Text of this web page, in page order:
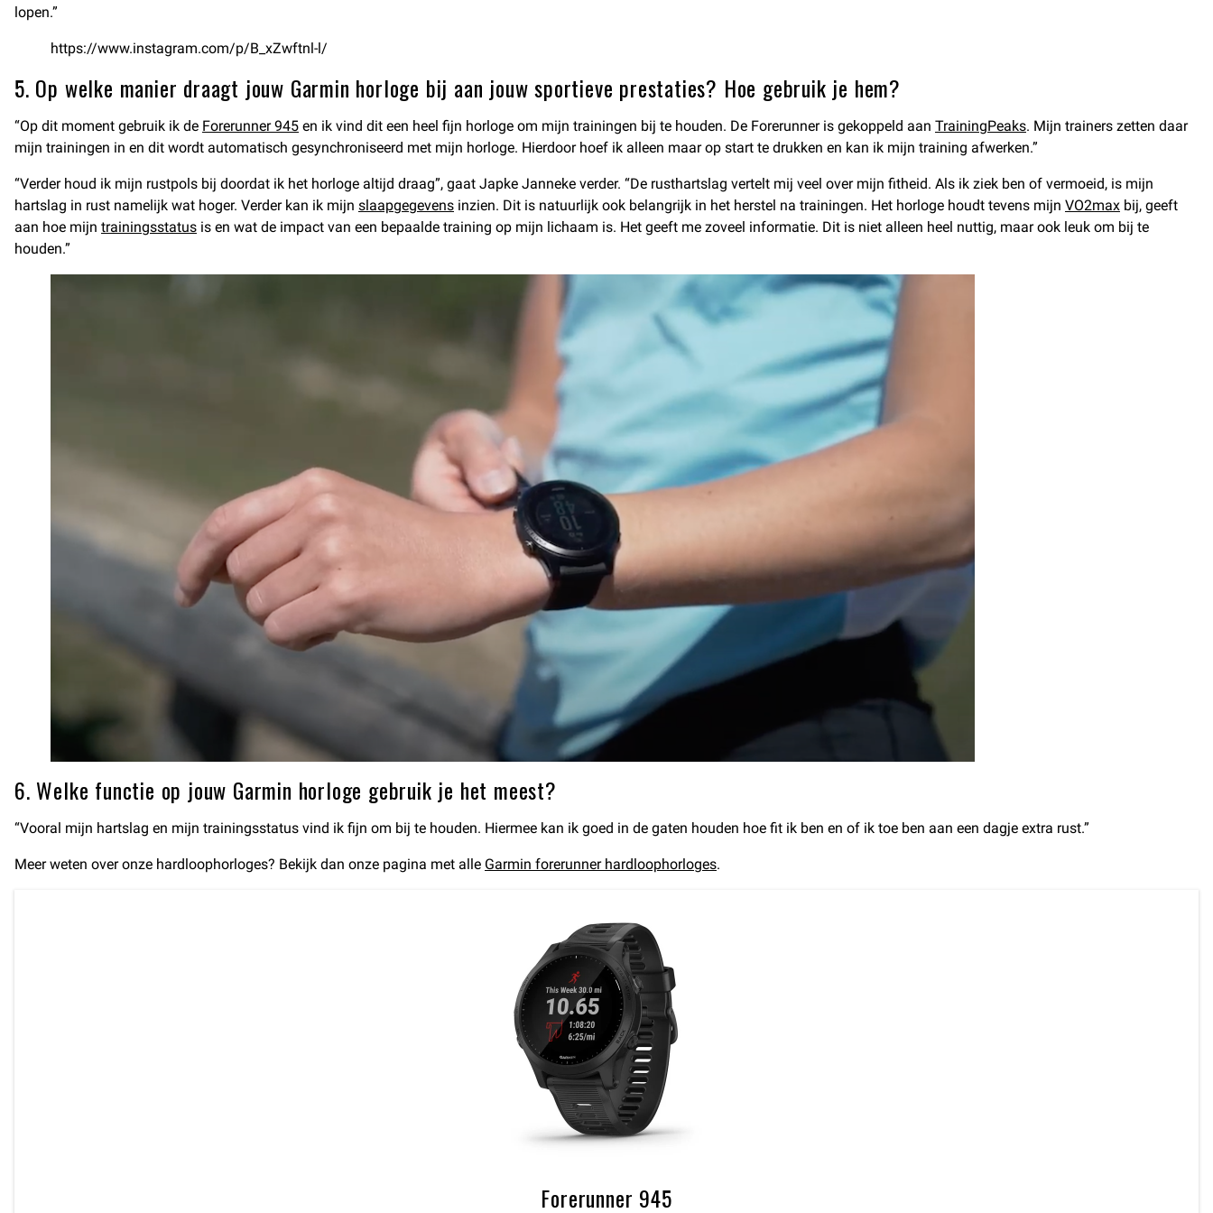
lopen.”
https://www.instagram.com/p/B_xZwftnl-l/
5. Op welke manier draagt jouw Garmin horloge bij aan jouw sportieve prestaties? Hoe gebruik je hem?
“Op dit moment gebruik ik de Forerunner 945 en ik vind dit een heel fijn horloge om mijn trainingen bij te houden. De Forerunner is gekoppeld aan TrainingPeaks. Mijn trainers zetten daar
mijn trainingen in en dit wordt automatisch gesynchroniseerd met mijn horloge. Hierdoor hoef ik alleen maar op start te drukken en kan ik mijn training afwerken.”
“Verder houd ik mijn rustpols bij doordat ik het horloge altijd draag”, gaat Japke Janneke verder. “De rusthartslag vertelt mij veel over mijn fitheid. Als ik ziek ben of vermoeid, is mijn
hartslag in rust namelijk wat hoger. Verder kan ik mijn slaapgegevens inzien. Dit is natuurlijk ook belangrijk in het herstel na trainingen. Het horloge houdt tevens mijn VO2max bij, geeft
aan hoe mijn trainingsstatus is en wat de impact van een bepaalde training op mijn lichaam is. Het geeft me zoveel informatie. Dit is niet alleen heel nuttig, maar ook leuk om bij te
houden.”
6. Welke functie op jouw Garmin horloge gebruik je het meest?
“Vooral mijn hartslag en mijn trainingsstatus vind ik fijn om bij te houden. Hiermee kan ik goed in de gaten houden hoe fit ik ben en of ik toe ben aan een dagje extra rust.”
Meer weten over onze hardloophorloges? Bekijk dan onze pagina met alle Garmin forerunner hardloophorloges.
Forerunner 945